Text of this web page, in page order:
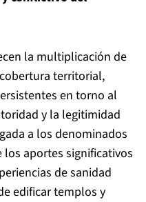
la multiplicación de
territorial,
en torno al
y la legitimidad
a los denominados
aportes significativos
de sanidad
edificar templos y